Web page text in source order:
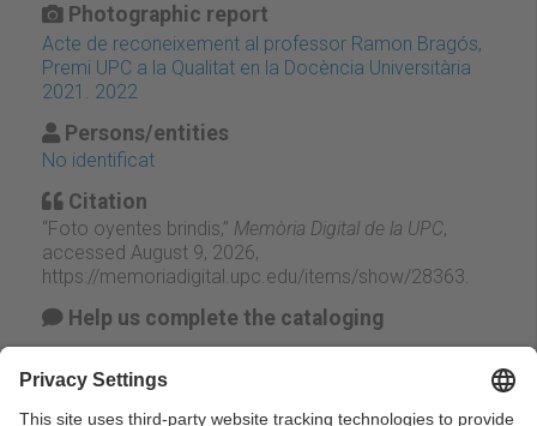
Photographic report
Acte de reconeixement al professor Ramon Bragós,
Premi UPC a la Qualitat en la Docència Universitària
2021. 2022
Persons/entities
No identificat
Citation
“Foto oyentes brindis,” Memòria Digital de la UPC,
accessed August 9, 2026,
https://memoriadigital.upc.edu/items/show/28363
Help us complete the cataloging
Suggest change